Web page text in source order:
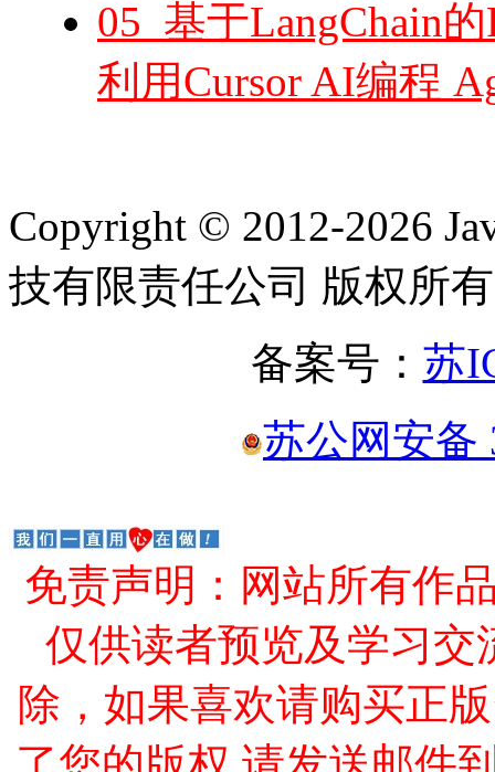
05_基于LangChain
利用Cursor AI编程
Copyright © 2012-2026
技有限责任公司 版权所有
备案号： 苏
苏公网安备
免责声明：网站所有作
仅供读者预览及学习交
除，如果喜欢请购买正